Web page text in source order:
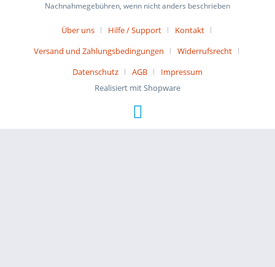
Nachnahmegebühren, wenn nicht anders beschrieben
Über uns Hilfe / Support
Kontakt
Versand und Zahlungsbedingungen
Widerrufsrecht
Datenschutz
AGB
Impressum
Realisiert mit Shopware